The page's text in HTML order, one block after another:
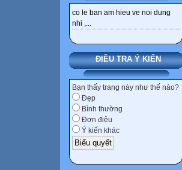
co le ban am hieu ve noi dung
nhi ,...
ĐIỀU TRA Ý KIẾN
Bạn thấy trang này như thế nào?
Đẹp
Bình thường
Đơn điệu
Ý kiến khác